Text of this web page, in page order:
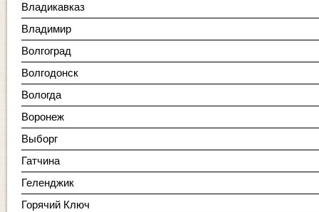
Владикавказ
Владимир
Волгоград
Волгодонск
Вологда
Воронеж
Выборг
Гатчина
Геленджик
Горячий Ключ